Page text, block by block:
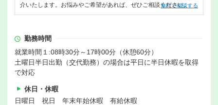
介いたします。お悩みやご希望があれば、ぜひご相談ください。
無料で相談する
勤務時間
就業時間１:08時30分～17時00分（休憩60分）
土曜日半日出勤（交代勤務）の場合は平日に半日休暇を取得
で対応
休日・休暇
日曜日 祝日 年末年始休暇 有給休暇